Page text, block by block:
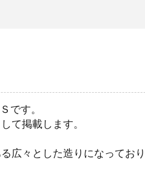
です。
て掲載します。
広々とした造りになっており